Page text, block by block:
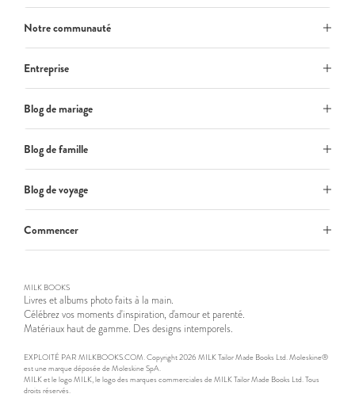
Notre communauté
Entreprise
Blog de mariage
Blog de famille
Blog de voyage
Commencer
MILK BOOKS
Livres et albums photo faits à la main.
Célébrez vos moments d'inspiration, d'amour et parenté.
Matériaux haut de gamme. Des designs intemporels.
EXPLOITÉ PAR MILKBOOKS.COM. Copyright 2026 MILK Tailor Made Books Ltd. Moleskine®
est une marque déposée de Moleskine SpA.
MILK et le logo MILK, le logo des marques commerciales de MILK Tailor Made Books Ltd. Tous
droits réservés.